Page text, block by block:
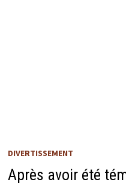
DIVERTISSEMENT
Après avoir été